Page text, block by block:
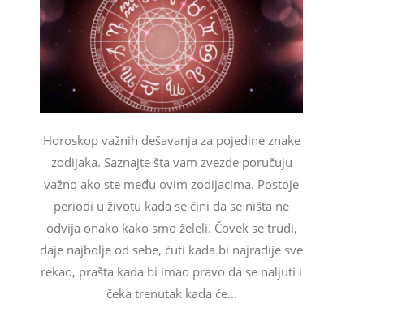
Horoskop važnih dešavanja za pojedine znake
zodijaka. Saznajte šta vam zvezde poručuju
važno ako ste među ovim zodijacima. Postoje
periodi u životu kada se čini da se ništa ne
odvija onako kako smo želeli. Čovek se trudi,
daje najbolje od sebe, ćuti kada bi najradije sve
rekao, prašta kada bi imao pravo da se naljuti i
čeka trenutak kada će...